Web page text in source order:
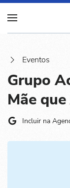
Eventos
Grupo
Mãe
Incluir na